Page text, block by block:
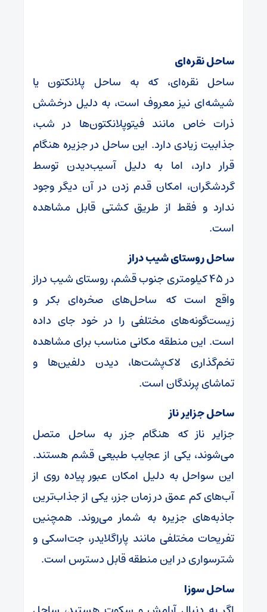
ساحل نقره‌ای
ساحل نقره‌ای، که به ساحل پلانکتون یا
شیشه‌ای نیز معروف است، به دلیل درخشش
ذرات خاص مانند فیتوپلانکتون‌ها در شب،
جذابیت زیادی دارد. این ساحل در جزیره هنگام
قرار دارد، اما به دلیل آسیب‌دیدن توسط
گردشگران، امکان قدم زدن در آن دیگر وجود
ندارد و فقط از طریق کشتی قابل مشاهده
است.
ساحل روستای شیب دراز
در ۴۵ کیلومتری جنوب قشم، روستای شیب دراز
واقع است که ساحل‌های صخره‌ای بکر و
زیست‌گونه‌های مختلفی را در خود جای داده
است. این منطقه مکانی مناسب برای مشاهده
تخم‌گذاری لاک‌پشت‌ها، دیدن دلفین‌ها و
تماشای پرندگان است.
ساحل جزایر ناز
جزایر ناز که هنگام جزر به ساحل متصل
می‌شوند، یکی از عجایب طبیعی قشم هستند.
این سواحل به دلیل امکان عبور پیاده روی از
آب‌های کم عمق در زمان جزر، یکی از جذاب‌ترین
جاذبه‌های جزیره به شمار می‌روند. همچنین
تفریحات مختلفی مانند پاراگلایدر، جت‌اسکی و
شترسواری در این منطقه قابل دسترس است.
ساحل سوزا